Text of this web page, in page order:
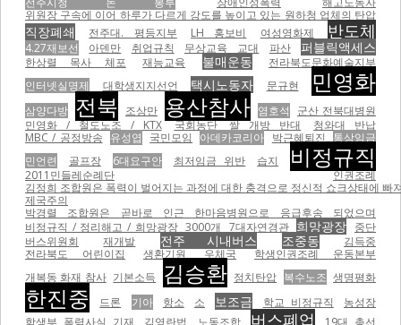
위원장 구속에 이어 하루가 다르게 강도를 높이고 있는 원하청 업체의 탄압
직장폐쇄 전주대. 평등지부 LH 홍보비 여성영화제 반도체
4.27재보선 아덴만 취업규칙 무상교육 교대 파산 퍼블릭액세스
한상렬 목사 체포 재능교육 불매운동
전라북도문화예술지부
인터넷실명제
대학생지지선언 택시노동자 문규현 민영화
삼양다방 전북 조상만 용산참사 염호석
군산 전북대병원
민영화 / 철도노조 / KTX
국회농단 쌀 개방 반대
청와대 반납
MBC / 공정방송 유성엽 국민모임 아데카코리아 박근혜퇴진
통상임금
민언련
골프장 6대요구안 최저임금 위반 습지 비정규직
2011민들레순례단
인권조례
김정희 조합원은 폭력이 벌어지는 과정에 대한 충격으로 정신적 쇼크상태에 빠
제국주의
박경렬 조합원은 곧바로 인근 한마음병원으로 응급후송 되었으며
비정규직 / 정리해고 / 희망광장 3000개 7대자연경관 희망광장 중단
버스위원회
재개발 전주 시내버스 조중동
김득중
전라북도 어린이집
생환기원 우체국
학생인권조례 운동본부
개복동 화재 참사 기본소득 김승환 정치탄압 복수노조 생명평화
한진중 드론 기아 항소 소 보조금 학교 비정규직
농성장
학생부 폭력사실 기재
김영란법 노동조합 버스폐업 19대 총선